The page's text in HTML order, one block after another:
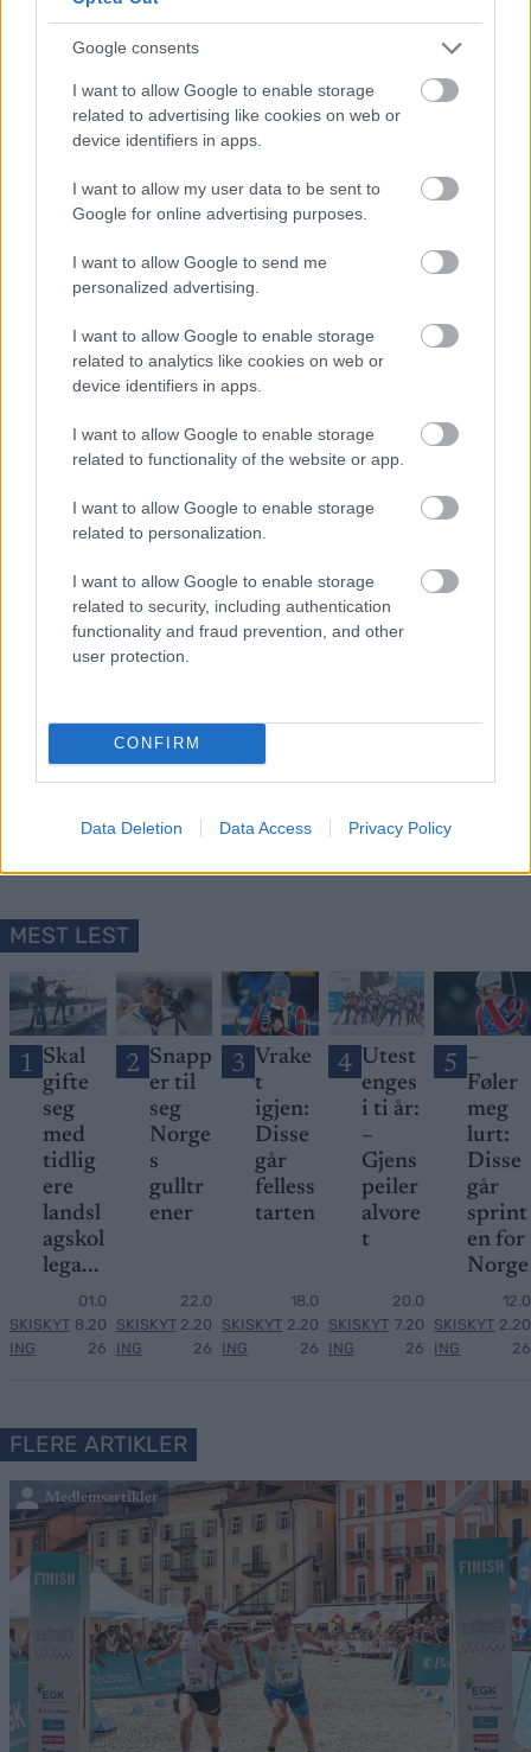
Google consents
I want to allow Google to enable storage
related to advertising like cookies on web or
device identifiers in apps.
I want to allow my user data to be sent to
Google for online advertising purposes.
I want to allow Google to send me
personalized advertising.
I want to allow Google to enable storage
related to analytics like cookies on web or
device identifiers in apps.
I want to allow Google to enable storage
related to functionality of the website or app.
I want to allow Google to enable storage
related to personalization.
I want to allow Google to enable storage
related to security, including authentication
functionality and fraud prevention, and other
user protection.
CONFIRM
Data Deletion Data Access Privacy Policy
De norske skjøt over lag for dårlig og tapte for mye
i sporet. Gro Njølstad Randby var raskest av de
norske men langrennstiden var over halvannet
minutt etter Elvira Öberg.
Emilie Ågheim Kalkenberg og Julie Arnekleiv
og Maren Kirkeeide 6 bom.
– Synd med en drittserie som ødela alt, ellers føltes
det mye bedre, sier Julie Arnekleiv til TV2 etter de
12,5 kilometerne.
Norsk-beligeren sluttet på 16.plass, en plass foran
Ingrid Landmark Tandrevold i sin belgiske drakt.
Trønderen skjøt to bom.
Nest beste norske var Kalkenberg på en 47.plass
etter Tandrevold som sluttet som nummer 17.
Resultatene finner duher.
Meld deg på vårt nyhetsbrev
MEST LEST
1 Skal
gifte
seg
med
tidlig
ere
landsl
agskol
lega...
SKISKYT
ING
01.0
8.20
26
2 Snapp
er til
seg
Norge
s
gulltr
ener
SKISKYT
ING
22.0
2.20
26
3 Vrake
t
igjen:
Disse
går
felless
tarten
SKISKYT
ING
18.0
2.20
26
4 Utest
enges
i ti år:
–
Gjens
peiler
alvore
t
SKISKYT
ING
20.0
7.20
26
5 –
Føler
meg
lurt:
Disse
går
sprint
en for
Norge
SKISKYT
ING
12.0
2.20
26
FLERE ARTIKLER
Medlemsartikler